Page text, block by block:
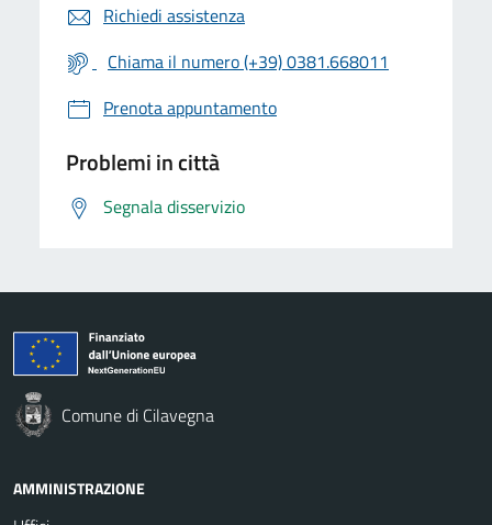
Richiedi assistenza
Chiama il numero (+39) 0381.668011
Prenota appuntamento
Problemi in città
Segnala disservizio
Comune di Cilavegna
AMMINISTRAZIONE